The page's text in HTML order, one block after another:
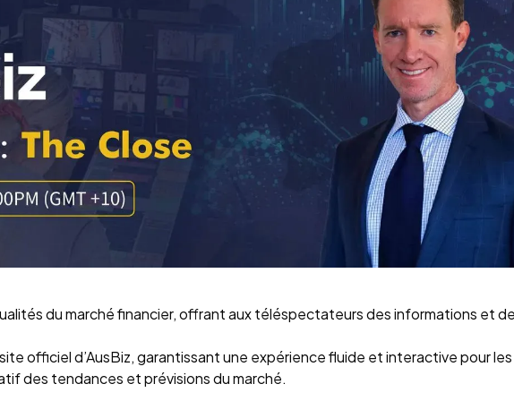
du marché financier, offrant aux téléspectateurs des informations et
officiel d’AusBiz, garantissant une expérience fluide et interactive pour
des tendances et prévisions du marché.